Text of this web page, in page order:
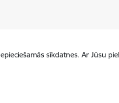
sīkdatnes. Ar Jūsu